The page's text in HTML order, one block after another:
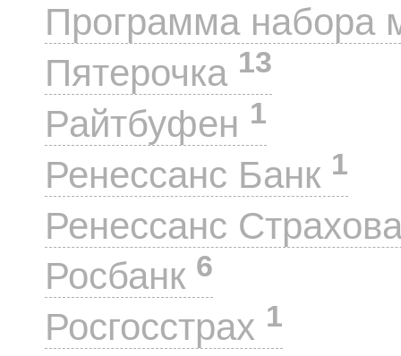
Программа набора
Пятерочка 13
Райтбуфен 1
Ренессанс Банк 1
Ренессанс
Росбанк 6
Росгосстрах 1